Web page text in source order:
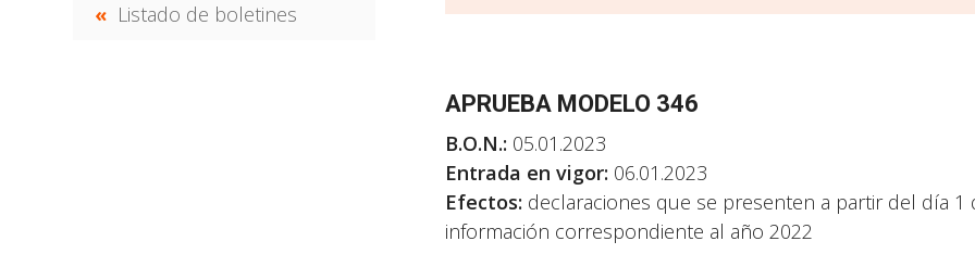
APRUEBA MODELO 346
B.O.N.: 05.01.2023
Entrada en vigor: 06.01.2023
Efectos: declaraciones que se presenten a partir del día
información correspondiente al año 2022
Listado de boletines